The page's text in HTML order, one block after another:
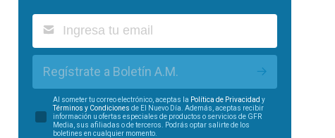
Regístrate a Boletín A.M.
Al someter tu correo electrónico, aceptas la Política de Privacidad y
Términos y Condiciones de El Nuevo Día. Además, aceptas recibir
información u ofertas especiales de productos o servicios de GFR
Media, sus afiliadas o de terceros. Podrás optar salirte de los
boletines en cualquier momento.